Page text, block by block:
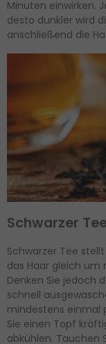
Minuten einwirken.
desto dunkler wird
anschließend die
Schwarzer
Schwarzer Tee
das Haar gleich
Denken Sie jedoch
schnell
mindestens einmal
Sie einen Topf
abkühlen. Tauchen